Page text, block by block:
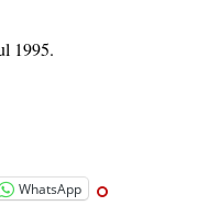
1995.
WhatsApp